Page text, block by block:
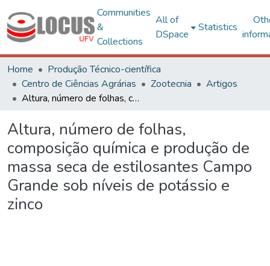
Communities
&
Collections
All of
DSpace
Statistics
Home
Produção Técnico-científica
Centro de Ciências Agrárias
Zootecnia
Artigos
Altura, número de folhas, composição química e produção de massa seca de estilosantes Campo Grande sob níveis de potássio e zinco
Altura, número de folhas,
composição química e produção de
massa seca de estilosantes Campo
Grande sob níveis de potássio e
zinco